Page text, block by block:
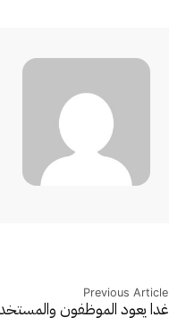
Previous Article
غدا يعود الموظفون